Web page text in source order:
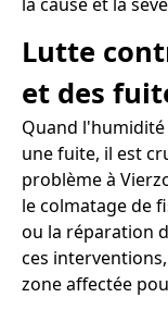
Lutte
et des
Quand
une fuite, il est
problème à
le colmatage de
ou la réparation
ces
zone affectée